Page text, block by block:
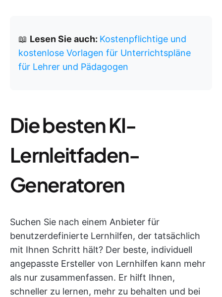
📖 Lesen Sie auch: Kostenpflichtige und
kostenlose Vorlagen für Unterrichtspläne
für Lehrer und Pädagogen
Die besten KI-
Lernleitfaden-
Generatoren
Suchen Sie nach einem Anbieter für
benutzerdefinierte Lernhilfen, der tatsächlich
mit Ihnen Schritt hält? Der beste, individuell
angepasste Ersteller von Lernhilfen kann mehr
als nur zusammenfassen. Er hilft Ihnen,
schneller zu lernen, mehr zu behalten und bei